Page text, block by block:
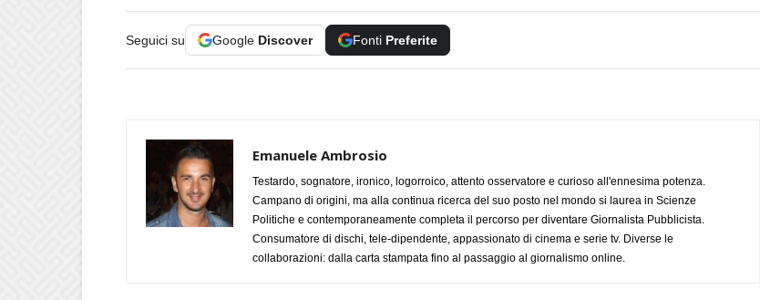
Seguici su Google Discover Fonti Preferite
Emanuele Ambrosio
Testardo, sognatore, ironico, logorroico, attento osservatore e curioso all'ennesima potenza.
Campano di origini, ma alla continua ricerca del suo posto nel mondo si laurea in Scienze
Politiche e contemporaneamente completa il percorso per diventare Giornalista Pubblicista.
Consumatore di dischi, tele-dipendente, appassionato di cinema e serie tv. Diverse le
collaborazioni: dalla carta stampata fino al passaggio al giornalismo online.